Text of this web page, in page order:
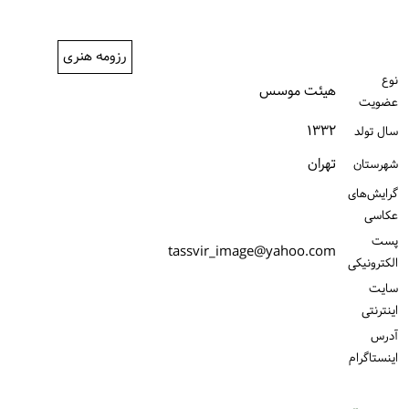
رزومه هنری
نوع
عضویت
هیئت موسس
سال تولد ۱۳۳۲
شهرستان تهران
گرایش‌های
عکاسی
پست
الكترونیكی
tassvir_image@yahoo.com
سایت
اینترنتی
آدرس
اینستاگرام